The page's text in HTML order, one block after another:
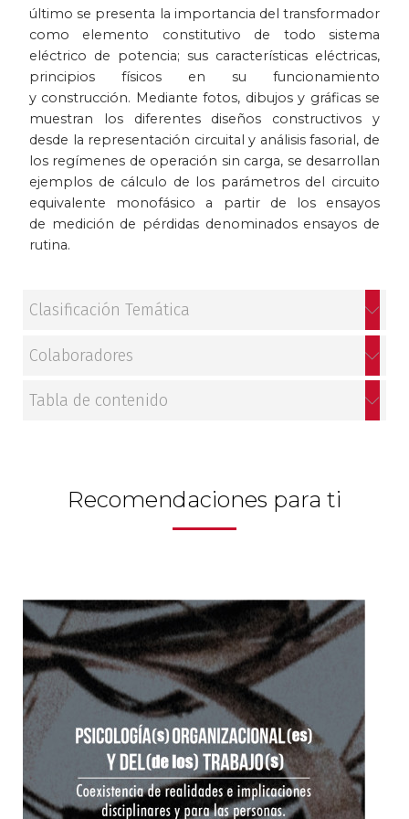
último se presenta la importancia del transformador
como elemento constitutivo de todo sistema
eléctrico de potencia; sus características eléctricas,
principios físicos en su funcionamiento
y construcción. Mediante fotos, dibujos y gráficas se
muestran los diferentes diseños constructivos y
desde la representación circuital y análisis fasorial, de
los regímenes de operación sin carga, se desarrollan
ejemplos de cálculo de los parámetros del circuito
equivalente monofásico a partir de los ensayos
de medición de pérdidas denominados ensayos de
rutina.
Clasificación Temática
Colaboradores
Tabla de contenido
Recomendaciones para ti